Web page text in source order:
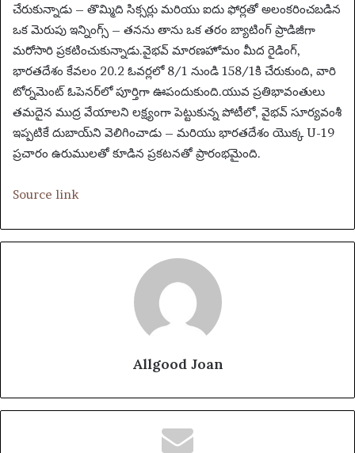
చేరుకున్నాడు – తొమ్మిది సిక్సర్లు మరియు ఐదు ఫోర్లతో అలంకరించబడిన
ఒక మెరుపు ఇన్నింగ్స్ – తనను తాను ఒక తరం బ్యాటింగ్ ప్రాడిజీగా
మరోసారి ప్రకటించుకున్నాడు.వైభవ్ మారణహోమం మీద రైడింగ్,
భారతదేశం కేవలం 20.2 ఓవర్లలో 8/1 నుండి 158/1కి చేరుకుంది, వారి
టోర్నమెంట్ ఓపెనర్‌లో పూర్తిగా ఊపందుకుంది.యువ ప్రతిభావంతులు
తమదైన ముద్ర వేయాలని లక్ష్యంగా పెట్టుకున్న పోటీలో, వైభవ్ సూర్యవంశీ
ఇప్పటికే దుబాయ్‌ని వెలిగించాడు – మరియు భారతదేశం యొక్క U-19
ప్రచారం ఉరుములతో కూడిన ప్రకటనతో ప్రారంభమైంది.
Source link
Allgood Joan